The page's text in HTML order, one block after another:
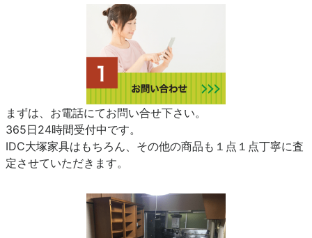
まずは、お電話にてお問い合せ下さい。
365日24時間受付中です。
IDC大塚家具はもちろん、その他の商品も１点１点丁寧に査
定させていただきます。